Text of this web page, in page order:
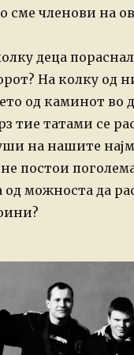
сме членови на
деца
На колку од
од каминот во
тие татами се
на нашите
постои
од можноста да